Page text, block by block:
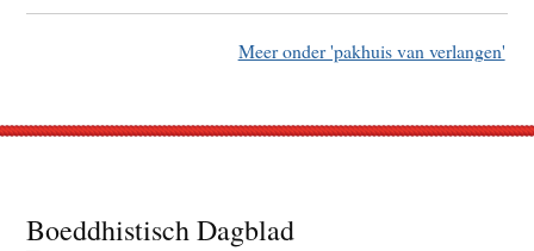
Meer onder 'pakhuis van verlangen'
Footer
Boeddhistisch Dagblad